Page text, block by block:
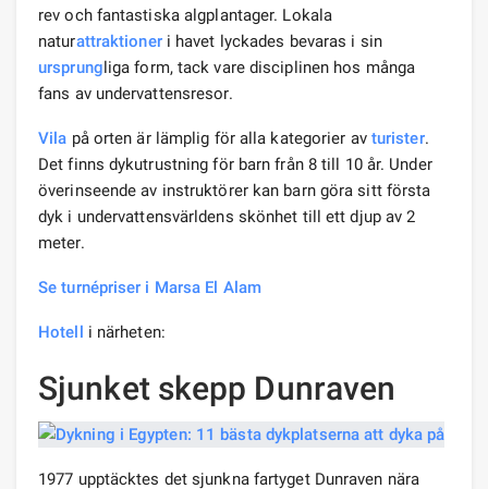
rev och fantastiska algplantager. Lokala
naturattraktioneri havet lyckades bevaras i sin
ursprungliga form, tack vare disciplinen hos många
fans av undervattensresor.
Vila på orten är lämplig för alla kategorier av turister.
Det finns dykutrustning för barn från 8 till 10 år. Under
överinseende av instruktörer kan barn göra sitt första
dyk i undervattensvärldens skönhet till ett djup av 2
meter.
Se turnépriser i Marsa El Alam
Hotell i närheten:
Sjunket skepp Dunraven
1977 upptäcktes det sjunkna fartyget Dunraven nära